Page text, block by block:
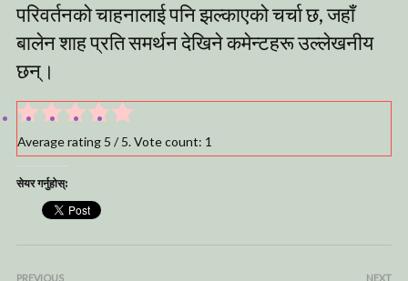
परिवर्तनको चाहनालाई पनि झल्काएको चर्चा छ, जहाँ
बालेन शाह प्रति समर्थन देखिने कमेन्टहरू उल्लेखनीय
छन्।
Average rating 5 / 5. Vote count: 1
सेयर गर्नुहोस्:
PREVIOUS NEXT